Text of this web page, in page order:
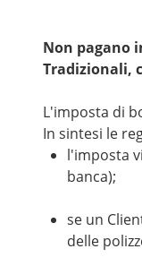
Non pagano
Tradizionali,
L'imposta di
In sintesi le
l'imposta
banca);
se un
delle